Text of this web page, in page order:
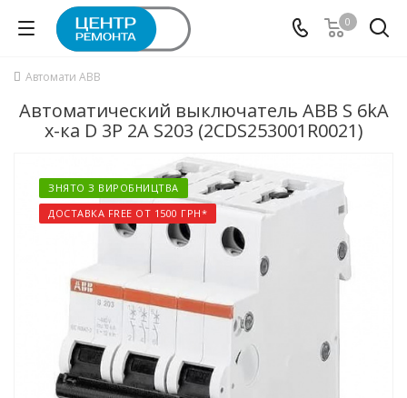
0
Автомати ABB
Автоматический выключатель ABB S 6kA
х-ка D 3P 2А S203 (2CDS253001R0021)
ЗНЯТО З ВИРОБНИЦТВА
ДОСТАВКА FREE ОТ 1500 ГРН*